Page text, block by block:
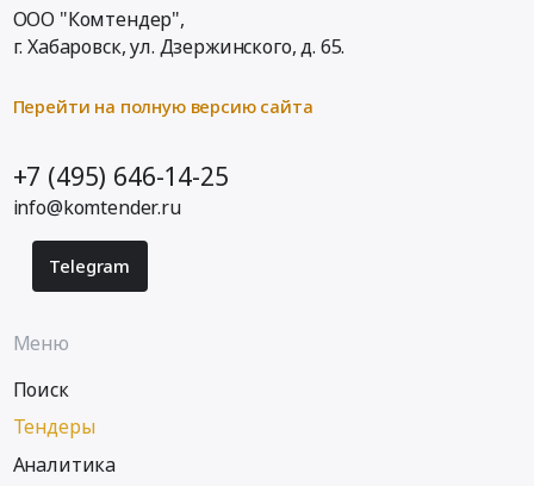
ООО "Комтендер",
г. Хабаровск,ул. Дзержинского, д. 65.
Перейти на полную версию сайта
+7 (495) 646-14-25
info@komtender.ru
Telegram
Меню
Поиск
Тендеры
Аналитика